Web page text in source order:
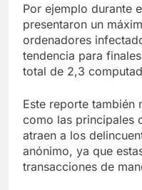
Por ejemplo durante
presentaron un
ordenadores
tendencia para
total de 2,3
Este reporte también
como las principales
atraen a los
anónimo, ya que
transacciones de